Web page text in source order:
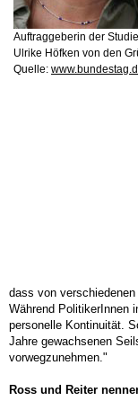
Auftraggeberin der
Ulrike Höfken von den
Quelle:
dass von
Während PolitikerInnen
personelle Kontinuität.
Jahre gewachsenen
vorwegzunehmen."
Ross und Reiter